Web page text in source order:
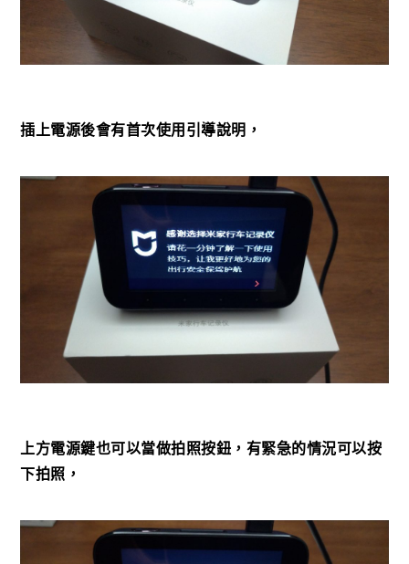
插上電源後會有首次使用引導說明，
上方電源鍵也可以當做拍照按鈕，有緊急的情況可以按
下拍照，